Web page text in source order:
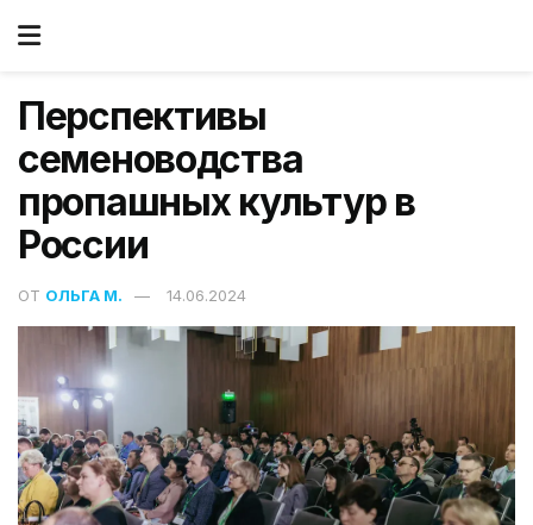
Перспективы
семеноводства
пропашных культур в
России
ОТ ОЛЬГА М. 14.06.2024